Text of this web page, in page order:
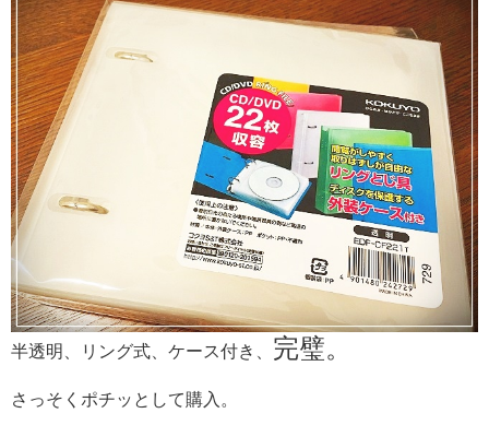
半透明、リング式、ケース付き、 完璧。
さっそくポチッとして購入。